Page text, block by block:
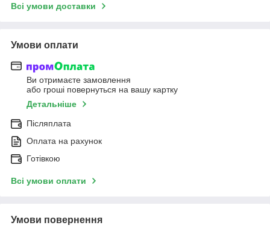
Всі умови доставки
Умови оплати
Ви отримаєте замовлення
або гроші повернуться на вашу картку
Детальніше
Післяплата
Оплата на рахунок
Готівкою
Всі умови оплати
Умови повернення